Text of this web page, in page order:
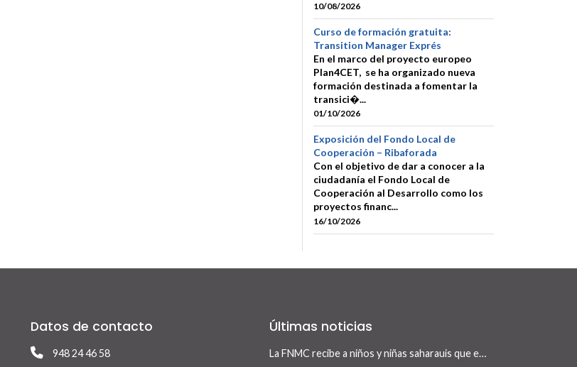
10/08/2026
Curso de formación gratuita:
Transition Manager Exprés
En el marco del proyecto europeo
Plan4CET, se ha organizado nueva
formación destinada a fomentar la
transici�...
01/10/2026
Exposición del Fondo Local de
Cooperación – Ribaforada
Con el objetivo de dar a conocer a la
ciudadanía el Fondo Local de
Cooperación al Desarrollo como los
proyectos financ...
16/10/2026
Datos de contacto
948 24 46 58
Últimas noticias
La FNMC recibe a niños y niñas saharauis que este verano visitan Navarra con el programa Vacaciones en Paz